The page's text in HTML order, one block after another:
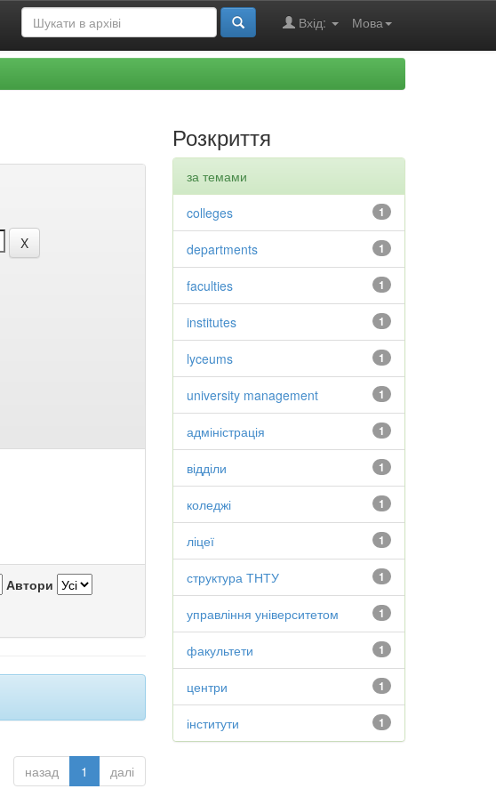
Мова
Вхід:
Автори
назад 1 далі
Розкриття
за темами
1
colleges
1
departments
1
faculties
1
institutes
1
lyceums
1
university management
1
адміністрація
1
відділи
1
коледжі
1
ліцеї
1
структура ТНТУ
1
управління університетом
1
факультети
1
центри
1
інститути